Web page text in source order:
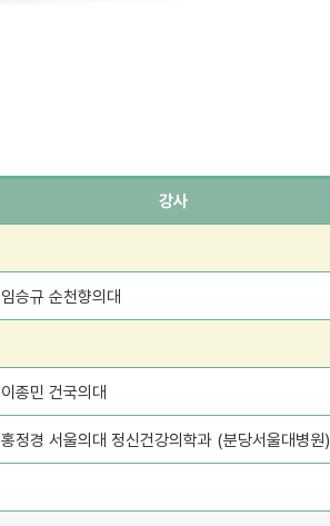
강사
임승규 순천향의대
이종민 건국의대
홍정경 서울의대 정신건강의학과 (분당서울대병원)